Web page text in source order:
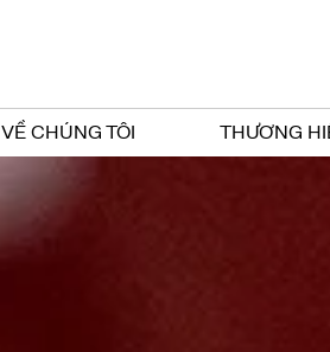
VỀ CHÚNG TÔI THƯƠNG